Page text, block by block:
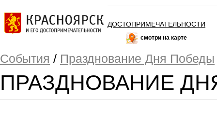
ДОСТОПРИМЕЧАТЕЛЬНОСТИ
смотри на карте
События / Празднование Дня Победы
ПРАЗДНОВАНИЕ